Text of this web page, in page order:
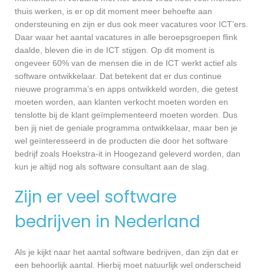
thuis werken, is er op dit moment meer behoefte aan
ondersteuning en zijn er dus ook meer vacatures voor ICT’ers.
Daar waar het aantal vacatures in alle beroepsgroepen flink
daalde, bleven die in de ICT stijgen. Op dit moment is
ongeveer 60% van de mensen die in de ICT werkt actief als
software ontwikkelaar. Dat betekent dat er dus continue
nieuwe programma’s en apps ontwikkeld worden, die getest
moeten worden, aan klanten verkocht moeten worden en
tenslotte bij de klant geïmplementeerd moeten worden. Dus
ben jij niet de geniale programma ontwikkelaar, maar ben je
wel geïnteresseerd in de producten die door het software
bedrijf zoals Hoekstra-it in Hoogezand geleverd worden, dan
kun je altijd nog als software consultant aan de slag.
Zijn er veel software
bedrijven in Nederland
Als je kijkt naar het aantal software bedrijven, dan zijn dat er
een behoorlijk aantal. Hierbij moet natuurlijk wel onderscheid